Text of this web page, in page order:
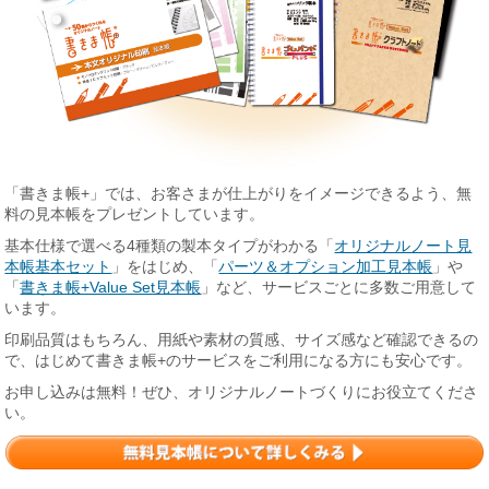
「書きま帳+」では、お客さまが仕上がりをイメージできるよう、無
料の見本帳をプレゼントしています。
基本仕様で選べる4種類の製本タイプがわかる「 オリジナルノート見
本帳基本セット 」をはじめ、「パーツ＆オプション加工見本帳 」や
「書きま帳+Value Set見本帳 」など、サービスごとに多数ご用意して
います。
印刷品質はもちろん、用紙や素材の質感、サイズ感など確認できるの
で、はじめて書きま帳+のサービスをご利用になる方にも安心です。
お申し込みは無料！ぜひ、オリジナルノートづくりにお役立てくださ
い。